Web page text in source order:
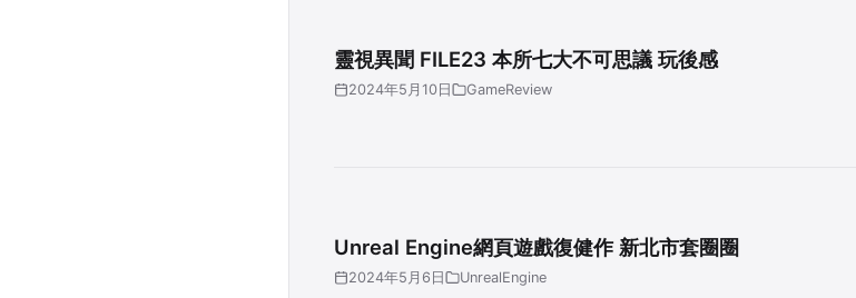
靈視異聞 FILE23 本所七大不可思議 玩後感
2024年5月10日 GameReview
Unreal Engine網頁遊戲復健作 新北市套圈圈
2024年5月6日 UnrealEngine